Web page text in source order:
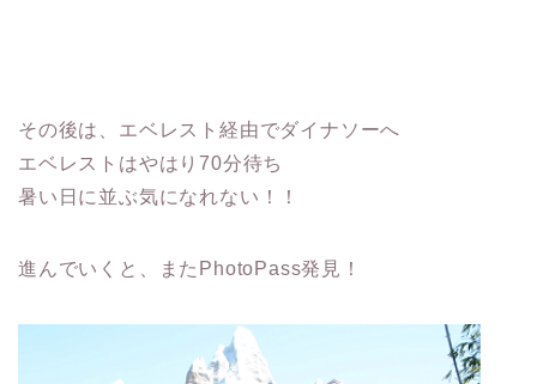
その後は、エベレスト経由でダイナソーへ
エベレストはやはり70分待ち
暑い日に並ぶ気になれない！！
進んでいくと、またPhotoPass発見！